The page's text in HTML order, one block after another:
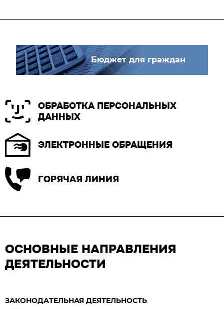
Бюджет для граждан
ОБРАБОТКА ПЕРСОНАЛЬНЫХ
ДАННЫХ
ЭЛЕКТРОННЫЕ ОБРАЩЕНИЯ
ГОРЯЧАЯ ЛИНИЯ
ОСНОВНЫЕ НАПРАВЛЕНИЯ
ДЕЯТЕЛЬНОСТИ
ЗАКОНОДАТЕЛЬНАЯ ДЕЯТЕЛЬНОСТЬ